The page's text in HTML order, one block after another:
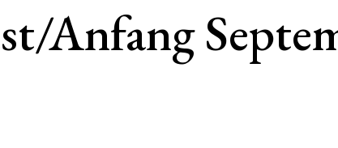
Anfang